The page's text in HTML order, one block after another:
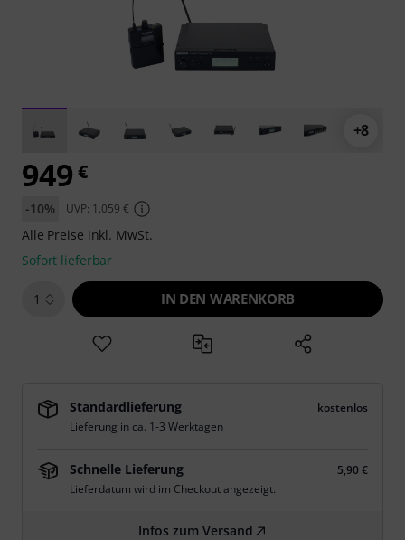
+8
949 €
-10% UVP: 1.059 €
Alle Preise inkl. MwSt.
Sofort lieferbar
1 IN DEN WARENKORB
Standardlieferung
kostenlos
Lieferung in ca. 1-3 Werktagen
Schnelle Lieferung
5,90 €
Lieferdatum wird im Checkout angezeigt.
Infos zum Versand